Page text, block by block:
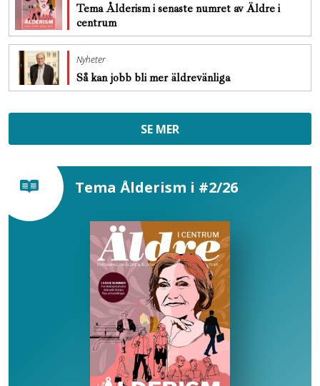
Tema Ålderism i senaste numret av Äldre i
centrum
Nyheter
Så kan jobb bli mer äldrevänliga
SE MER
Tema Ålderism i #2/26